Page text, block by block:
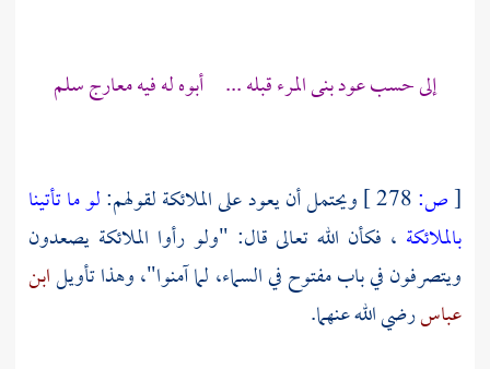
إلى حسب عود بنى المرء قبله ... أبوه له فيه معارج سلم
[ص: ويحتمل أن يعود على الملائكة لقولهم:لو ما تأتينا
بالملائكة ، فكأن الله تعالى قال: "ولو رأوا الملائكة يصعدون
ويتصرفون في باب مفتوح في السماء، لما آمنوا"، وهذا تأويلابن
عباسرضي الله عنهما.